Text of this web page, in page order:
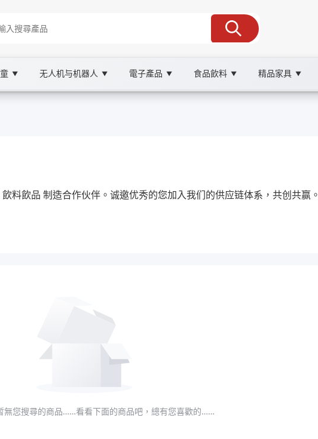
▼ 无人机与机器人 ▼ 電子產品 ▼ 食品飲料 ▼ 精品家具 ▼
料飲品 制造合作伙伴。诚邀优秀的您加入我们的供应链体系，共创共赢。
無您搜尋的商品……看看下面的商品吧，總有您喜歡的……